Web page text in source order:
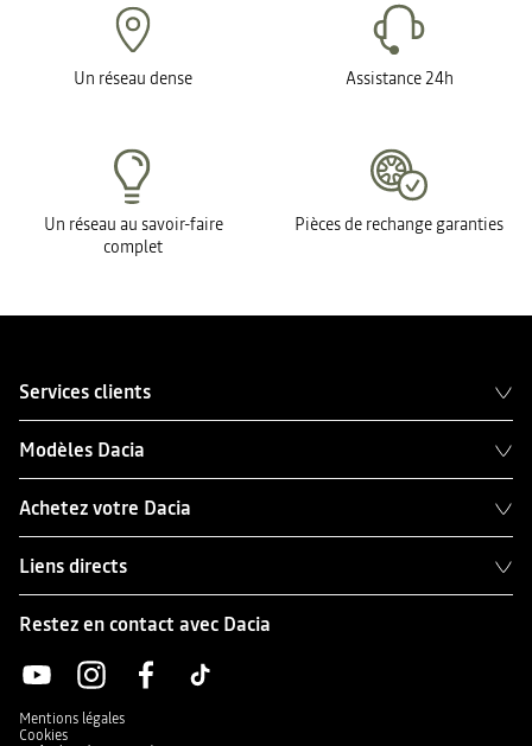
Un réseau dense Assistance 24h
Un réseau au savoir-faire
complet
Pièces de rechange garanties
Services clients
Modèles Dacia
Achetez votre Dacia
Liens directs
Restez en contact avec Dacia
Mentions légales
Cookies